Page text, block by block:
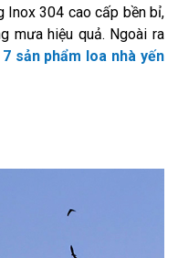
Inox 304 cao cấp bền bỉ,
mưa hiệu quả. Ngoài ra
sản phẩm loa nhà yến